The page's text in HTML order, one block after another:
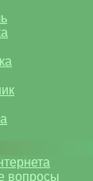
вопросы